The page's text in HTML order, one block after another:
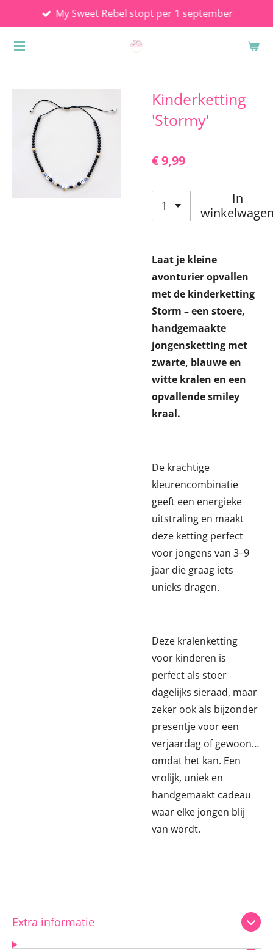
direct
naar
My Sweet Rebel stopt per 1 september
Kinderketting
'Stormy'
€ 9,99
In
Laat je kleine
avonturier opvallen
met de kinderketting
Storm – een stoere,
handgemaakte
jongensketting met
zwarte, blauwe en
witte kralen en een
opvallende smiley
kraal.
De krachtige
kleurencombinatie
geeft een energieke
uitstraling en maakt
deze ketting perfect
voor jongens van 3–9
jaar die graag iets
unieks dragen.
Deze kralenketting
voor kinderen is
perfect als stoer
dagelijks sieraad, maar
zeker ook als bijzonder
presentje voor een
verjaardag of gewoon…
omdat het kan. Een
vrolijk, uniek en
handgemaakt cadeau
waar elke jongen blij
van wordt.
Extra informatie